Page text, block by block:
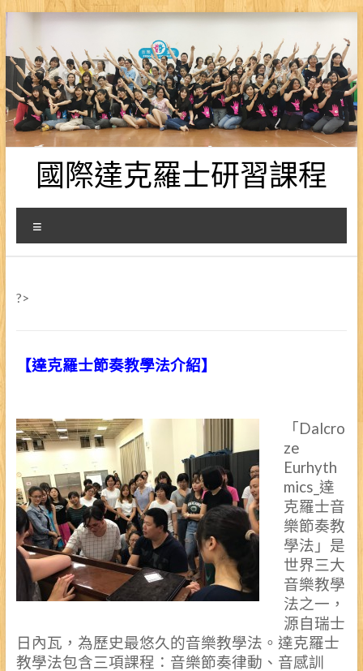
Skip
content
國際達克羅士研習課程
單
?>
【達克羅士節奏教學法介紹】
「Dalcro
ze
Eurhyth
mics_達
克羅士音
樂節奏教
學法」是
世界三大
音樂教學
法之一，
源自瑞士
日內瓦，為歷史最悠久的音樂教學法。達克羅士
教學法包含三項課程：音樂節奏律動、音感訓